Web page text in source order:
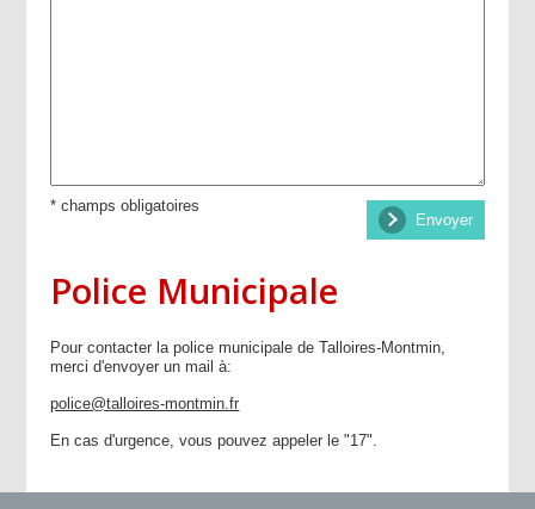
Envoyer
* champs obligatoires
Police Municipale
Pour contacter la police municipale de Talloires-Montmin,
merci d'envoyer un mail à:
police@talloires-montmin.fr
En cas d'urgence, vous pouvez appeler le "17".